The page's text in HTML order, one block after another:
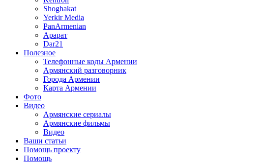
Shoghakat
Yerkir Media
PanArmenian
Арарат
Dar21
Полезное
Телефонные коды Армении
Армянский разговорник
Города Армении
Карта Армении
Фото
Видео
Армянские сериалы
Армянские фильмы
Видео
Ваши статьи
Помощь проекту
Помощь